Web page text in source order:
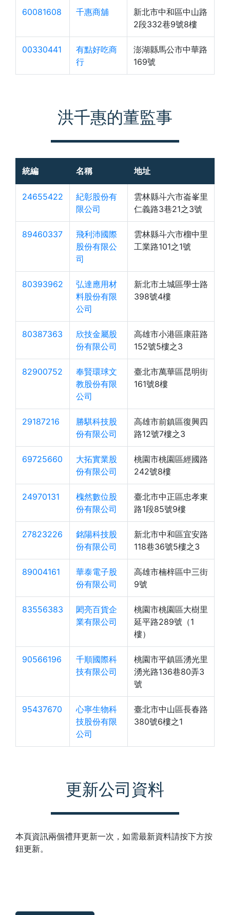
60081608 千惠商舖
新北市中和區中山路
2段332巷9號8樓
00330441
有點好吃商
行
澎湖縣馬公市中華路
169號
洪千惠的董監事
統編 名稱 地址
24655422
紀彰股份有
限公司
雲林縣斗六市崙峯里
仁義路3巷21之3號
89460337
飛利沛國際
股份有限公
司
雲林縣斗六市榴中里
工業路101之1號
80393962
弘達應用材
料股份有限
公司
新北市土城區學士路
398號4樓
80387363
欣技金屬股
份有限公司
高雄市小港區康莊路
152號5樓之3
82900752
奉賢環球文
教股份有限
公司
臺北市萬華區昆明街
161號8樓
29187216
勝騏科技股
份有限公司
高雄市前鎮區復興四
路12號7樓之3
69725660
大拓實業股
份有限公司
桃園市桃園區經國路
242號8樓
24970131
槐然數位股
份有限公司
臺北市中正區忠孝東
路1段85號9樓
27823226
銘陽科技股
份有限公司
新北市中和區宜安路
118巷36號5樓之3
89004161
華泰電子股
份有限公司
高雄市楠梓區中三街
9號
83556383
閎亮百貨企
業有限公司
桃園市桃園區大樹里
延平路289號（1
樓）
90566196
千順國際科
技有限公司
桃園市平鎮區湧光里
湧光路136巷80弄3
號
95437670
心寧生物科
技股份有限
公司
臺北市中山區長春路
380號6樓之1
更新公司資料
本頁資訊兩個禮拜更新一次，如需最新資料請按下方按
鈕更新。